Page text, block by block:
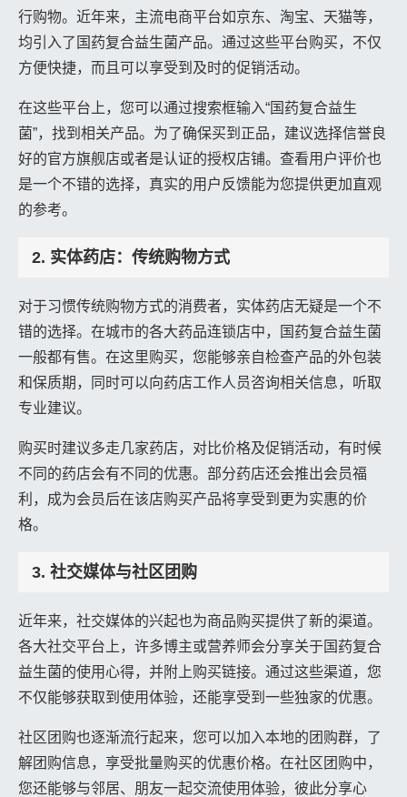
行购物。近年来，主流电商平台如京东、淘宝、天猫等，
均引入了国药复合益生菌产品。通过这些平台购买，不仅
方便快捷，而且可以享受到及时的促销活动。
在这些平台上，您可以通过搜索框输入“国药复合益生
菌”，找到相关产品。为了确保买到正品，建议选择信誉良
好的官方旗舰店或者是认证的授权店铺。查看用户评价也
是一个不错的选择，真实的用户反馈能为您提供更加直观
的参考。
2. 实体药店：传统购物方式
对于习惯传统购物方式的消费者，实体药店无疑是一个不
错的选择。在城市的各大药品连锁店中，国药复合益生菌
一般都有售。在这里购买，您能够亲自检查产品的外包装
和保质期，同时可以向药店工作人员咨询相关信息，听取
专业建议。
购买时建议多走几家药店，对比价格及促销活动，有时候
不同的药店会有不同的优惠。部分药店还会推出会员福
利，成为会员后在该店购买产品将享受到更为实惠的价
格。
3. 社交媒体与社区团购
近年来，社交媒体的兴起也为商品购买提供了新的渠道。
各大社交平台上，许多博主或营养师会分享关于国药复合
益生菌的使用心得，并附上购买链接。通过这些渠道，您
不仅能够获取到使用体验，还能享受到一些独家的优惠。
社区团购也逐渐流行起来，您可以加入本地的团购群，了
解团购信息，享受批量购买的优惠价格。在社区团购中，
您还能够与邻居、朋友一起交流使用体验，彼此分享心